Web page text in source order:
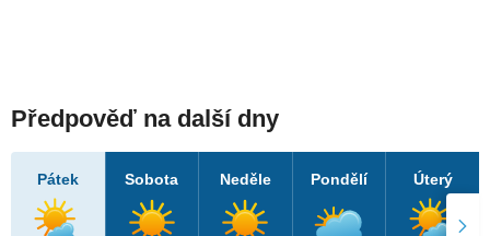
Předpověď na další dny
Pátek Sobota Neděle Pondělí Úterý